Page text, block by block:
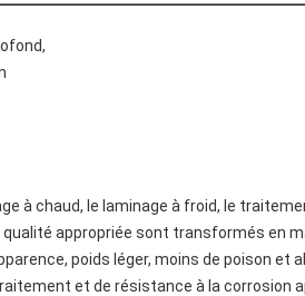
à chaud, le laminage à froid, le
qualité appropriée sont transformés en
poids léger, moins de poison
et de résistance à la corrosion